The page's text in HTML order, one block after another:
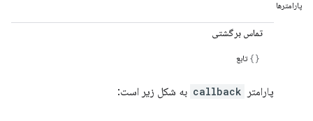
پارامترها
تماس برگشتی
تابع
پارامتر callback به شکل زیر است: